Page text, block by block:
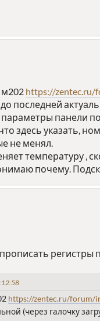
м202 https://zentec.ru/
последней
панели
здесь указать,
не менял.
температуру ,
почему.
регистры
https://zentec.ru/forum/
(через галочку